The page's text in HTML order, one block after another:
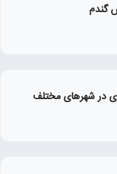
گندم
در شهرهای مختلف